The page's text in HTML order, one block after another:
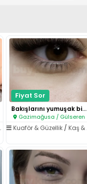
Fiyat Sor
Bakışlarını yumuşak bir dokunu..
Gazimağusa / Gülseren
Kuaför & Güzellik /Kaş & Kirpik Laminasyonu